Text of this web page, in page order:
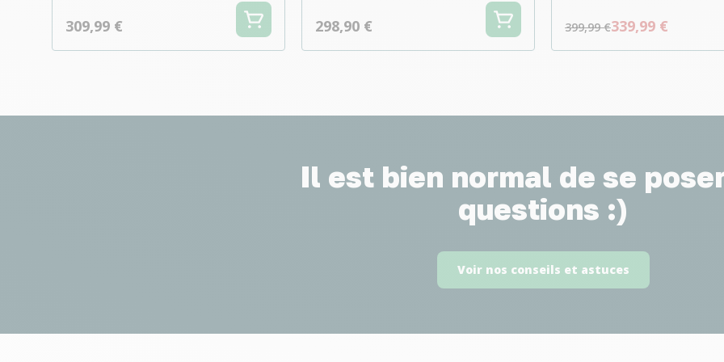
309,99 € 298,90 € 399,99 €339,99 €
Il est bien normal de se
questions :)
Voir nos conseils et astuces